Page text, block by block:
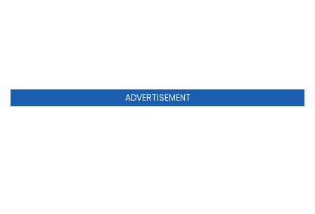
ADVERTISEMENT